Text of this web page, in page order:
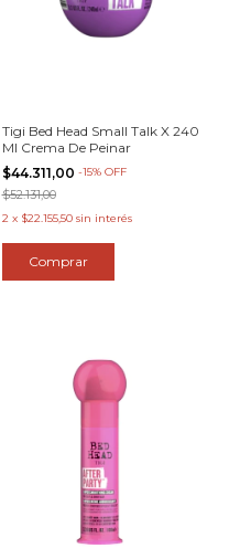
Tigi Bed Head Small Talk X 240
Ml Crema De Peinar
$44.311,00 -15% OFF
$52.131,00
2 x $22.155,50 sin interés